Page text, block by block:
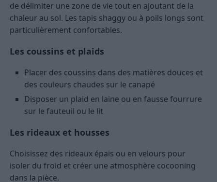
de délimiter une zone de vie tout en ajoutant de la
chaleur au sol. Les tapis shaggy ou à poils longs sont
particulièrement confortables.
Les coussins et plaids
Placer des coussins dans des matières douces et
des couleurs chaudes sur le canapé
Disposer un plaid en laine ou en fausse fourrure
sur le fauteuil ou le lit
Les rideaux et housses
Choisissez des rideaux épais ou en velours pour
isoler du froid et créer une atmosphère cocooning
dans la pièce.